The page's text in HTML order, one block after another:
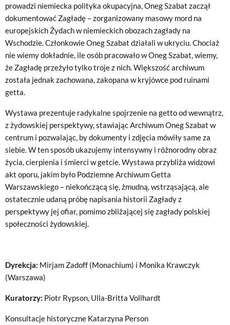
prowadzi niemiecka polityka okupacyjna, Oneg Szabat zaczął
dokumentować Zagładę – zorganizowany masowy mord na
europejskich Żydach w niemieckich obozach zagłady na
Wschodzie. Członkowie Oneg Szabat działali w ukryciu. Chociaż
nie wiemy dokładnie, ile osób pracowało w Oneg Szabat, wiemy,
że Zagładę przeżyło tylko troje z nich. Większość archiwum
została jednak zachowana, zakopana w kryjówce pod ruinami
getta.
Wystawa prezentuje radykalne spojrzenie na getto od wewnątrz,
z żydowskiej perspektywy, stawiając Archiwum Oneg Szabat w
centrum i pozwalając, by dokumenty i zdjęcia mówiły same za
siebie. W ten sposób ukazujemy intensywny i różnorodny obraz
życia, cierpienia i śmierci w getcie. Wystawa przybliża widzowi
akt oporu, jakim było Podziemne Archiwum Getta
Warszawskiego – niekończącą się, żmudną, wstrząsającą, ale
ostatecznie udaną próbę napisania historii Zagłady z
perspektywy jej ofiar, pomimo zbliżającej się zagłady polskiej
społeczności żydowskiej.
Dyrekcja: Mirjam Zadoff (Monachium) i Monika Krawczyk
(Warszawa)
Kuratorzy: Piotr Rypson, Ulla-Britta Vollhardt
Konsultacje historyczne Katarzyna Person